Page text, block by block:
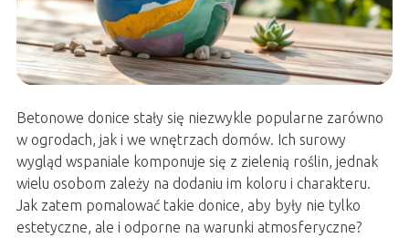
Betonowe donice stały się niezwykle popularne zarówno
w ogrodach, jak i we wnętrzach domów. Ich surowy
wygląd wspaniale komponuje się z zielenią roślin, jednak
wielu osobom zależy na dodaniu im koloru i charakteru.
Jak zatem pomalować takie donice, aby były nie tylko
estetyczne, ale i odporne na warunki atmosferyczne?